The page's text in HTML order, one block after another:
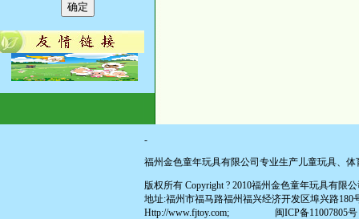
-
福州金色童年玩具有限公司专业生产儿童玩具、
版权所有 Copyright ? 2010福州金色童年玩具有限公
地址:福州市福马路福州福兴经济开发区埠兴路180
Http://www.fjtoy.com;
闽ICP备11007805号